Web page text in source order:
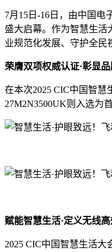
7月15日-16日，由中国电
盛大启幕。作为智慧生活
业规范化发展、守护全民
荣膺双项权威认证·彰显
在本次2025 CIC中国智
27M2N3500UK则入选为
赋能智慧生活·定义无线
2025 CIC中国智慧生活